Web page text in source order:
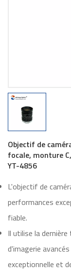
Objectif de
focale, monture
YT-4856
L'objectif de
performances
fiable.
Il utilise la
d'imagerie
exceptionnelle et